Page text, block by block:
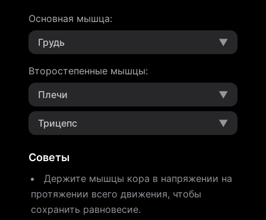
Основная мышца:
Грудь
▼
Второстепенные мышцы:
Плечи
▼
Трицепс ▼
Советы
Держите мышцы кора в напряжении на
протяжении всего движения, чтобы
сохранить равновесие.